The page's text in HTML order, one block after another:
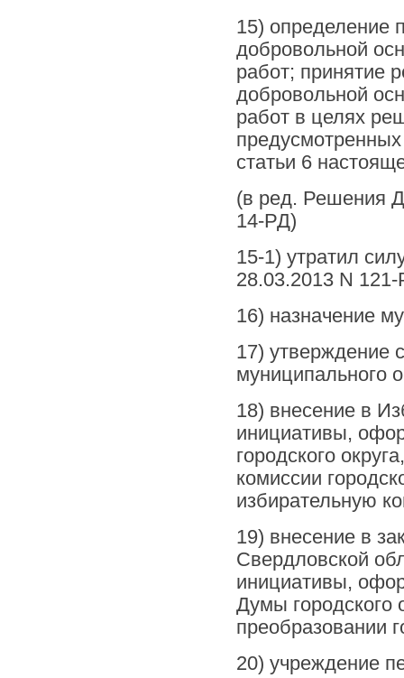
15) определение
добровольной
работ; принятие
добровольной
работ в целях
статьи 6
(в ред. Решения
14-РД)
15-1) утратил
28.03.2013 N
16) назначение
17) утверждение
муниципального
18) внесение в
инициативы,
городского
комиссии
избирательную
19) внесение в
Свердловской
инициативы,
Думы городского
преобразовании
20) учреждение